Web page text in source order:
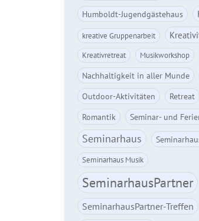
Humboldt-Jugendgästehaus
kreative Gruppenarbeit
Kreativretreat Musikworkshop
Nachhaltigkeit in aller Munde
Outdoor-Aktivitäten
Retreat
Romantik
Seminar- und
Seminarhaus
Seminarhaus Musik
SeminarhausPartner
SeminarhausPartner-Treffen